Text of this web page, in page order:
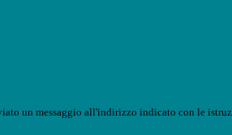
un messaggio all'indirizzo indicato con le